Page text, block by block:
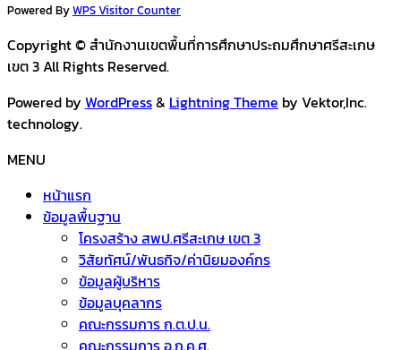
Powered ByWPS Visitor Counter
Copyright © สำนักงานเขตพื้นที่การศึกษาประถมศึกษาศรีสะเกษ
เขต 3 All Rights Reserved.
Powered by WordPress& Lightning Theme by Vektor,Inc.
technology.
MENU
หน้าแรก
ข้อมูลพื้นฐาน
โครงสร้าง สพป.ศรีสะเกษ เขต 3
วิสัยทัศน์/พันธกิจ/ค่านิยมองค์กร
ข้อมูลผู้บริหาร
ข้อมูลบุคลากร
คณะกรรมการ ก.ต.ป.น.